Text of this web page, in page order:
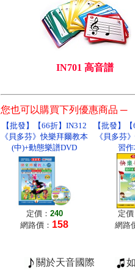
IN701 高音譜
您也可以購買下列優惠商品 ─
【批發】【66折】IN312
《貝多芬》快樂拜爾教本
(中)+動態樂譜DVD
定價： 240
網路價： 158
【批發】
《貝多芬
習
定
網路
關於天音國際